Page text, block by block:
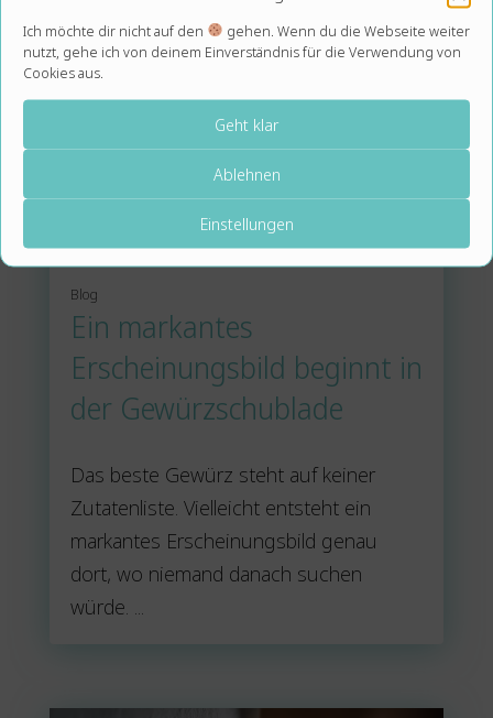
Ich möchte dir nicht auf den
gehen. Wenn du die Webseite weiter
nutzt, gehe ich von deinem Einverständnis für die Verwendung von
Cookies aus.
Geht klar
Ablehnen
Einstellungen
Blog
Ein markantes
Erscheinungsbild beginnt in
der Gewürzschublade
Das beste Gewürz steht auf keiner
Zutatenliste. Vielleicht entsteht ein
markantes Erscheinungsbild genau
dort, wo niemand danach suchen
würde. ...